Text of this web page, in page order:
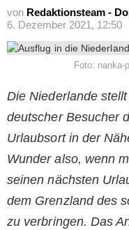
von Redaktionsteam -
6. Dezember 2021, 12:50
Foto: nanka-
Die Niederlande
deutscher Besucher
Urlaubsort in der
Wunder also, wenn
seinen nächsten
dem Grenzland des
zu verbringen. Das